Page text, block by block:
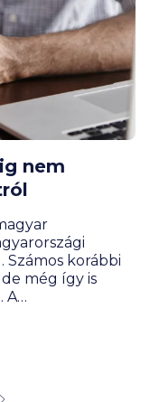
nem
korábbi
még így is
A